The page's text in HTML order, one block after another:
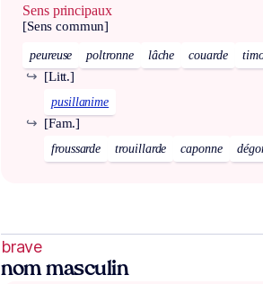
Sens principaux
[Sens commun]
peureuse poltronne lâche couarde
[Litt.]
↪
pusillanime
[Fam.]
↪
froussarde trouillarde caponne
brave
nom masculin